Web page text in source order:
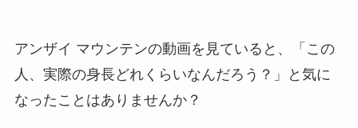
アンザイ マウンテンの動画を見ていると、「この
人、実際の身長どれくらいなんだろう？」と気に
なったことはありませんか？